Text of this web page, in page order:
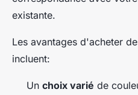
existante.
Les avantages d'acheter
incluent:
Un choix varié de